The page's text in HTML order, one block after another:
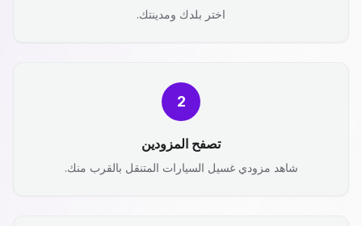
اختر بلدك ومدينتك.
2
تصفح المزودين
شاهد مزودي غسيل السيارات المتنقل بالقرب منك.